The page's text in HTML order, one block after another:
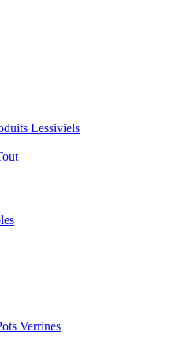
Lessiviels
Verrines